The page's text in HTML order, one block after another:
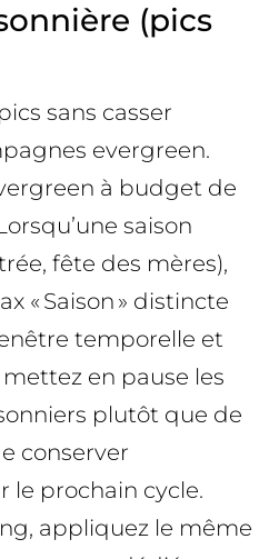
(pics
sans casser
evergreen.
à budget de
saison
fête des mères),
« Saison » distincte
temporelle et
en pause les
plutôt que de
conserver
le prochain cycle.
appliquez le même